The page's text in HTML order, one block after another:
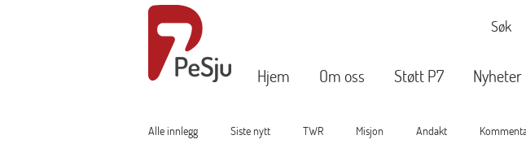
Hjem Om oss Støtt P7 Nyheter
Alle innlegg Siste nytt TWR Misjon Andakt